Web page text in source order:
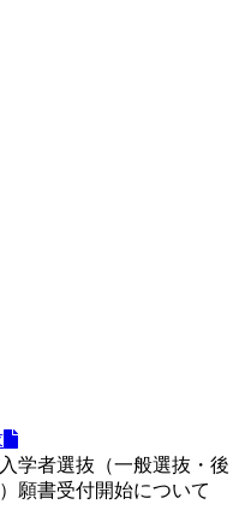
学者選抜（一般選抜・後
願書受付開始について